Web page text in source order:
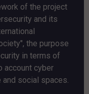
of the project
and its
", the purpose
in terms of
account cyber
and social spaces.